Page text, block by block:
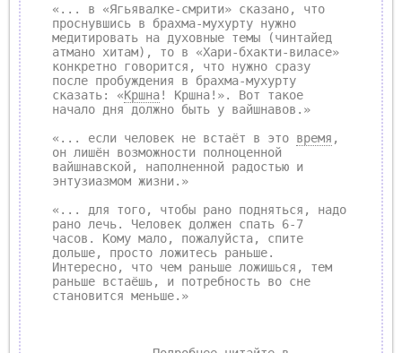
«... в «Ягьявалке-смрити» сказано, что
проснувшись в брахма-мухурту нужно
медитировать на духовные темы (чинтайед
атмано хитам), то в «Хари-бхакти-виласе»
конкретно говорится, что нужно сразу
после пробуждения в брахма-мухурту
сказать: «Кршна! Кршна!». Вот такое
начало дня должно быть у вайшнавов.»
«... если человек не встаёт в это время ,
он лишён возможности полноценной
вайшнавской, наполненной радостью и
энтузиазмом жизни.»
«... для того, чтобы рано подняться, надо
рано лечь. Человек должен спать 6-7
часов. Кому мало, пожалуйста, спите
дольше, просто ложитесь раньше.
Интересно, что чем раньше ложишься, тем
раньше встаёшь, и потребность во сне
становится меньше.»